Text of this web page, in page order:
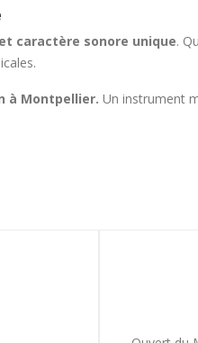
caractère sonore unique.
à Montpellier. Un instrument